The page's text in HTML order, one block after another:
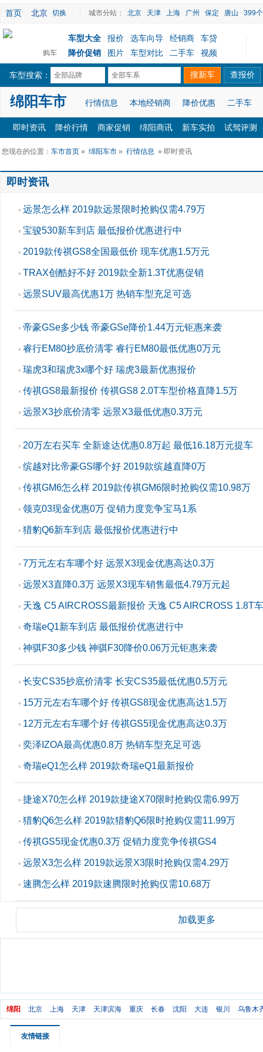
首页 北京 切换 城市分站： 北京 天津 上海 广州 保定 唐山 399
购车
车型大全 报价 选车向导 经销商
车贷
降价促销
图片 车型对比 二手车 视频
车型搜索： 全部品牌 全部车系
绵阳车市 行情信息 本地经销商 降价优惠 二手车
即时资讯 降价行情 商家促销 绵阳商讯 新车实拍 试驾评测
您现在的位置： 车市首页 » 绵阳车市 » 行情信息 » 即时资讯
即时资讯
▪ 远景怎么样 2019款远景限时抢购仅需4.79万
▪ 宝骏530新车到店 最低报价优惠进行中
▪ 2019款传祺GS8全国最低价 现车优惠1.5万元
▪ TRAX创酷好不好 2019款全新1.3T优惠促销
▪ 远景SUV最高优惠1万 热销车型充足可选
▪ 帝豪GSe多少钱 帝豪GSe降价1.44万元钜惠来袭
▪ 睿行EM80抄底价清零 睿行EM80最低优惠0万元
▪ 瑞虎3和瑞虎3x哪个好 瑞虎3最新优惠报价
▪ 传祺GS8最新报价 传祺GS8 2.0T车型价格直降1.5万
▪ 远景X3抄底价清零 远景X3最低优惠0.3万元
▪ 20万左右买车 全新途达优惠0.8万起 最低16.18万元提车
▪ 缤越对比帝豪GS哪个好 2019款缤越直降0万
▪ 传祺GM6怎么样 2019款传祺GM6限时抢购仅需10.98万
▪ 领克03现金优惠0万 促销力度竞争宝马1系
▪ 猎豹Q6新车到店 最低报价优惠进行中
▪ 7万元左右车哪个好 远景X3现金优惠高达0.3万
▪ 远景X3直降0.3万 远景X3现车销售最低4.79万元起
▪ 天逸 C5 AIRCROSS最新报价 天逸 C5 AIRCROSS 1.8T
▪ 奇瑞eQ1新车到店 最低报价优惠进行中
▪ 神骐F30多少钱 神骐F30降价0.06万元钜惠来袭
▪ 长安CS35抄底价清零 长安CS35最低优惠0.5万元
▪ 15万元左右车哪个好 传祺GS8现金优惠高达1.5万
▪ 12万元左右车哪个好 传祺GS5现金优惠高达0.3万
▪ 奕泽IZOA最高优惠0.8万 热销车型充足可选
▪ 奇瑞eQ1怎么样 2019款奇瑞eQ1最新报价
▪ 捷途X70怎么样 2019款捷途X70限时抢购仅需6.99万
▪ 猎豹Q6怎么样 2019款猎豹Q6限时抢购仅需11.99万
▪ 传祺GS5现金优惠0.3万 促销力度竞争传祺GS4
▪ 远景X3怎么样 2019款远景X3限时抢购仅需4.29万
▪ 速腾怎么样 2019款速腾限时抢购仅需10.68万
加载更多
绵阳 北京 上海 天津 天津滨海 重庆 长春 沈阳 大连 银川 乌鲁木
友情链接